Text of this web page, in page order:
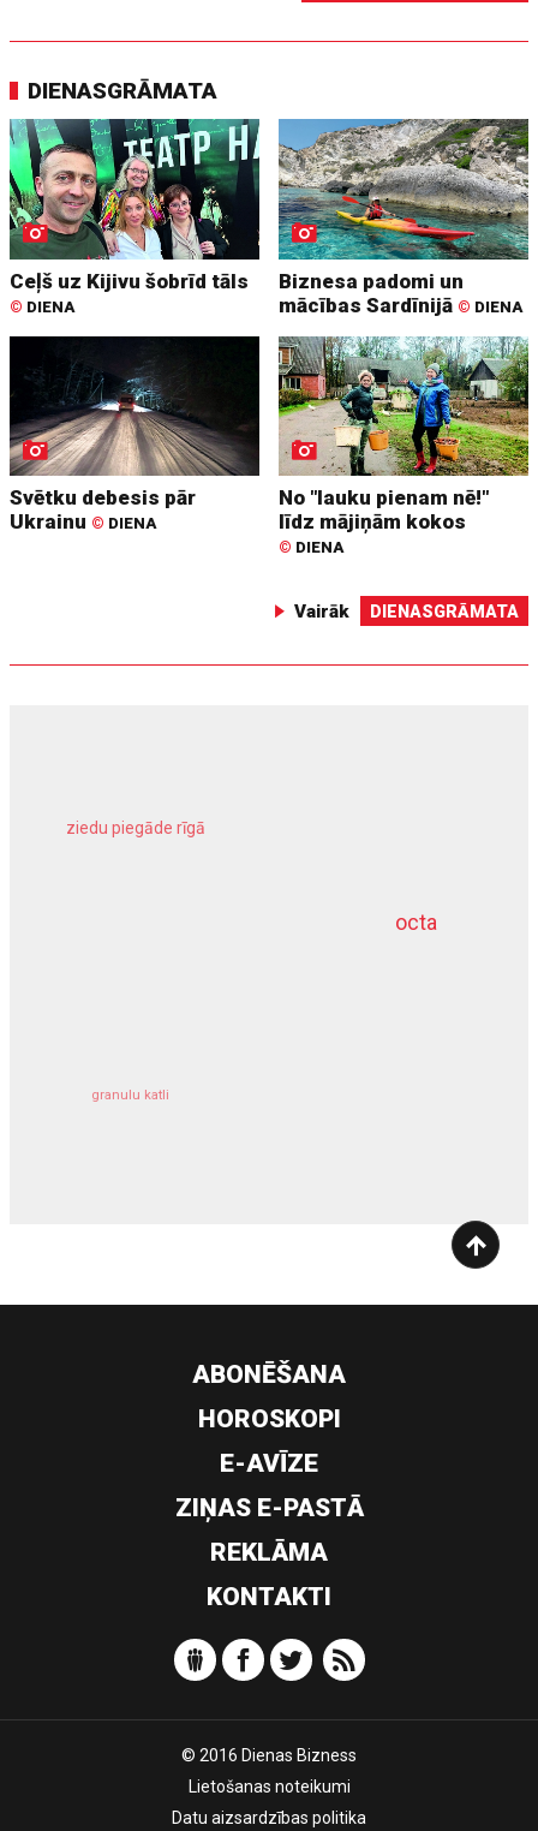
DIENASGRĀMATA
Ceļš uz Kijivu šobrīd tāls
© DIENA
Biznesa padomi un
mācības Sardīnijā © DIENA
Svētku debesis pār
Ukrainu © DIENA
No "lauku pienam nē!"
līdz mājiņām kokos
© DIENA
Vairāk DIENASGRĀMATA
octa
ziedu piegāde rīgā
granulu katli
dziļurbums
ABONĒŠANA
HOROSKOPI
E-AVĪZE
ZIŅAS E-PASTĀ
REKLĀMA
KONTAKTI
© 2016 Dienas Bizness
Lietošanas noteikumi
Datu aizsardzības politika